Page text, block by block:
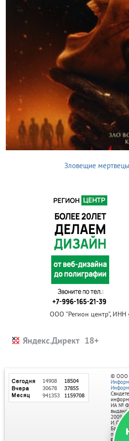
Зловещие
ООО "Регион центр", ИНН
Яндекс.Директ
© ООО
ИА №
2009г.
И. О.
правах